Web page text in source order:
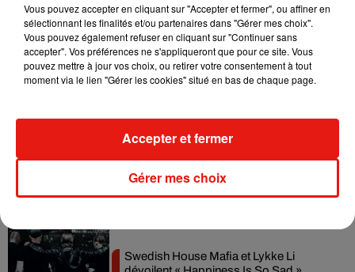
6 août 2026
Il y a 10 ans, DJ Snake changeait de
dimension avec son premier...
3 août 2026
leur mixtape créée en...
Swedish House Mafia et Lykke Li
Vous pouvez accepter en cliquant sur "Accepter et fermer", ou affiner en
sélectionnant les finalités et/ou partenaires dans "Gérer mes choix".
Vous pouvez également refuser en cliquant sur "Continuer sans
accepter". Vos préférences ne s'appliqueront que pour ce site. Vous
pouvez mettre à jour vos choix, ou retirer votre consentement à tout
moment via le lien "Gérer les cookies" situé en bas de chaque page.
Gérer mes choix
Accepter et fermer